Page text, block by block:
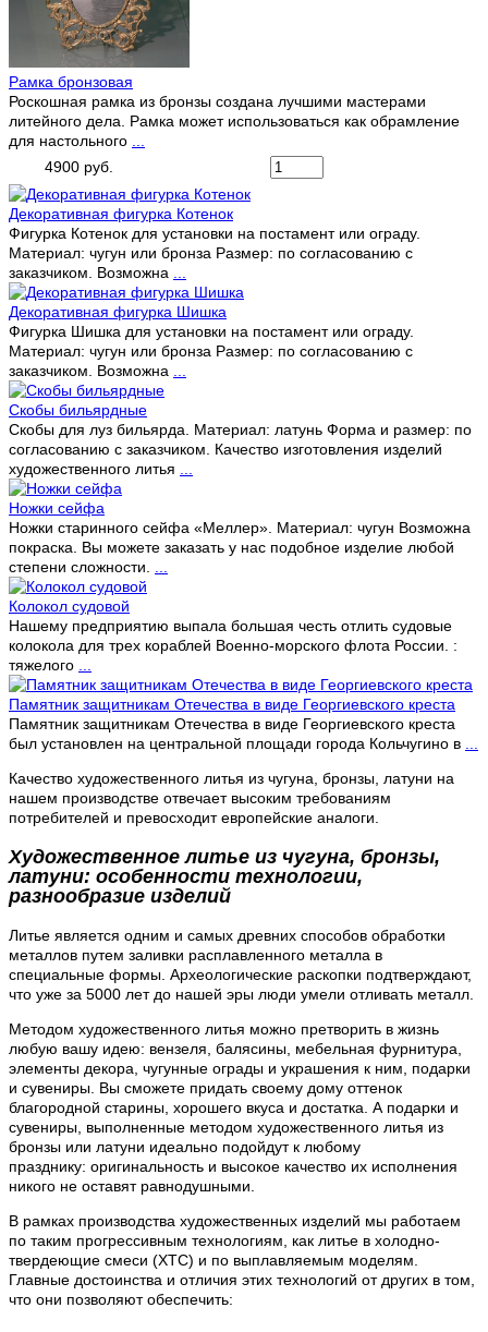
Рамка бронзовая
Роскошная рамка из бронзы создана лучшими мастерами
литейного дела. Рамка может использоваться как обрамление
для настольного
4900 руб.
Декоративная фигурка Котенок
Фигурка Котенок для установки на постамент или ограду.
Материал: чугун или бронза Размер: по согласованию с
заказчиком. Возможна
Декоративная фигурка Шишка
Фигурка Шишка для установки на постамент или ограду.
Материал: чугун или бронза Размер: по согласованию с
заказчиком. Возможна
Скобы бильярдные
Скобы для луз бильярда. Материал: латунь Форма и размер: по
согласованию с заказчиком. Качество изготовления изделий
художественного литья
Ножки сейфа
Ножки старинного сейфа «Меллер». Материал: чугун Возможна
покраска. Вы можете заказать у нас подобное изделие любой
степени сложности.
Колокол судовой
Нашему предприятию выпала большая честь отлить судовые
колокола для трех кораблей Военно-морского флота России. :
тяжелого
Памятник защитникам Отечества в виде Георгиевского креста
Памятник защитникам Отечества в виде Георгиевского креста
был установлен на центральной площади города Кольчугино в
Качество художественного литья из чугуна, бронзы, латуни на
нашем производстве отвечает высоким требованиям
потребителей и превосходит европейские аналоги.
Художественное литье из чугуна, бронзы,
латуни: особенности технологии,
разнообразие изделий
Литье является одним и самых древних способов обработки
металлов путем заливки расплавленного металла в
специальные формы. Археологические раскопки подтверждают,
что уже за 5000 лет до нашей эры люди умели отливать металл.
Методом художественного литья можно претворить в жизнь
любую вашу идею: вензеля, балясины, мебельная фурнитура,
элементы декора, чугунные ограды и украшения к ним, подарки
и сувениры. Вы сможете придать своему дому оттенок
благородной старины, хорошего вкуса и достатка. А подарки и
сувениры, выполненные методом художественного литья из
бронзы или латуни идеально подойдут к любому
празднику: оригинальность и высокое качество их исполнения
никого не оставят равнодушными.
В рамках производства художественных изделий мы работаем
по таким прогрессивным технологиям, как литье в холодно-
твердеющие смеси (ХТС) и по выплавляемым моделям.
Главные достоинства и отличия этих технологий от других в том,
что они позволяют обеспечить: